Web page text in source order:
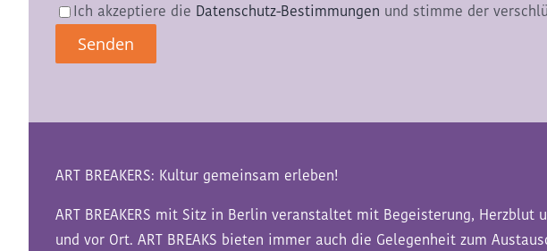
Ich akzeptiere die Datenschutz-Bestimmungen und stimme der
ART BREAKERS: Kultur gemeinsam erleben!
ART BREAKERS mit Sitz in Berlin veranstaltet mit Begeisterung,
und vor Ort. ART BREAKS bieten immer auch die Gelegenheit zum